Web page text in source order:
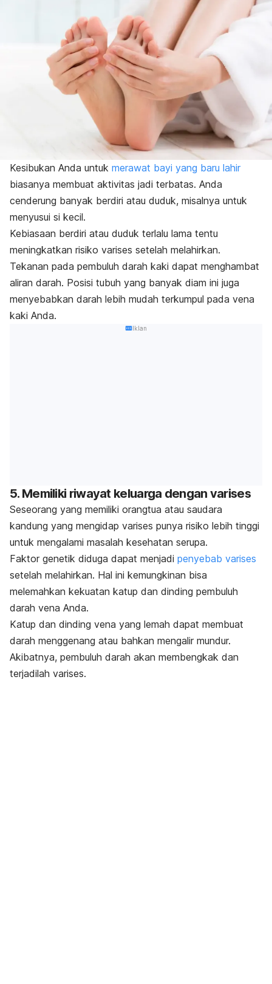
Kesibukan Anda untuk merawat bayi yang baru lahir
biasanya membuat aktivitas jadi terbatas. Anda
cenderung banyak berdiri atau duduk, misalnya untuk
menyusui si kecil.
Kebiasaan berdiri atau duduk terlalu lama tentu
meningkatkan risiko varises setelah melahirkan.
Tekanan pada pembuluh darah kaki dapat menghambat
aliran darah. Posisi tubuh yang banyak diam ini juga
menyebabkan darah lebih mudah terkumpul pada vena
kaki Anda.
Iklan
5. Memiliki riwayat keluarga dengan varises
Seseorang yang memiliki orangtua atau saudara
kandung yang mengidap varises punya risiko lebih tinggi
untuk mengalami masalah kesehatan serupa.
Faktor genetik diduga dapat menjadi penyebab varises
setelah melahirkan. Hal ini kemungkinan bisa
melemahkan kekuatan katup dan dinding pembuluh
darah vena Anda.
Katup dan dinding vena yang lemah dapat membuat
darah menggenang atau bahkan mengalir mundur.
Akibatnya, pembuluh darah akan membengkak dan
terjadilah varises.